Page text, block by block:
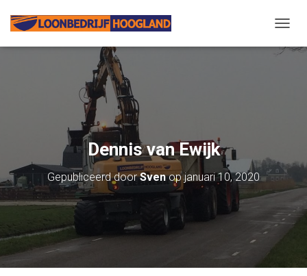
A
I
S
S
L
Dennis van Ewijk
Gepubliceerd doorSvenopjanuari 10, 2020